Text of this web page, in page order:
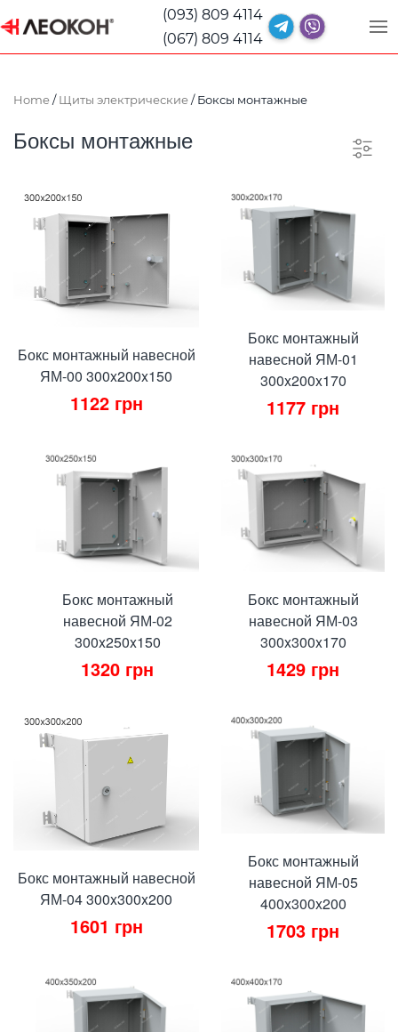
(093) 809 4114
(067) 809 4114
Home/Щиты электрические/ Боксы монтажные
Боксы монтажные
Бокс монтажный навесной
ЯМ-00 300x200x150
1122 грн
Бокс монтажный
навесной ЯМ-01
300x200x170
1177 грн
Бокс монтажный
навесной ЯМ-02
300x250x150
1320 грн
Бокс монтажный
навесной ЯМ-03
300x300x170
1429 грн
Бокс монтажный навесной
ЯМ-04 300x300x200
1601 грн
Бокс монтажный
навесной ЯМ-05
400x300x200
1703 грн